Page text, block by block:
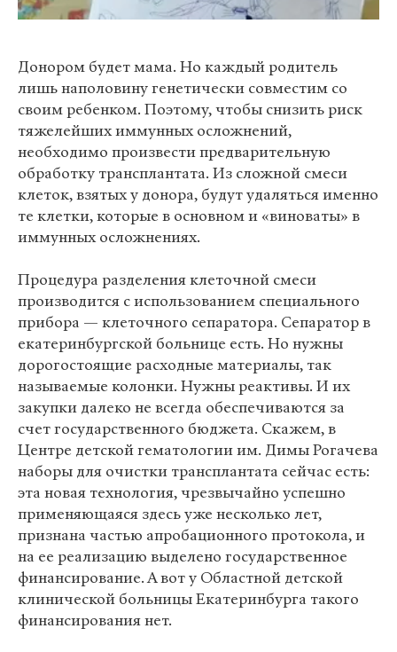
Донором будет мама. Но каждый родитель
лишь наполовину генетически совместим со
своим ребенком. Поэтому, чтобы снизить риск
тяжелейших иммунных осложнений,
необходимо произвести предварительную
обработку трансплантата. Из сложной смеси
клеток, взятых у донора, будут удаляться именно
те клетки, которые в основном и «виноваты» в
иммунных осложнениях.
Процедура разделения клеточной смеси
производится с использованием специального
прибора — клеточного сепаратора. Сепаратор в
екатеринбургской больнице есть. Но нужны
дорогостоящие расходные материалы, так
называемые колонки. Нужны реактивы. И их
закупки далеко не всегда обеспечиваются за
счет государственного бюджета. Скажем, в
Центре детской гематологии им. Димы Рогачева
наборы для очистки трансплантата сейчас есть:
эта новая технология, чрезвычайно успешно
применяющаяся здесь уже несколько лет,
признана частью апробационного протокола, и
на ее реализацию выделено государственное
финансирование. А вот у Областной детской
клинической больницы Екатеринбурга такого
финансирования нет.